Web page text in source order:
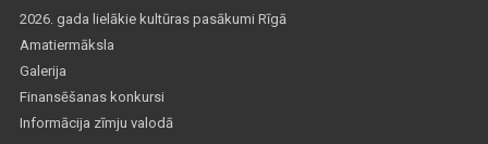
2026. gada lielākie kultūras pasākumi Rīgā
Amatiermāksla
Galerija
Finansēšanas konkursi
Informācija zīmju valodā